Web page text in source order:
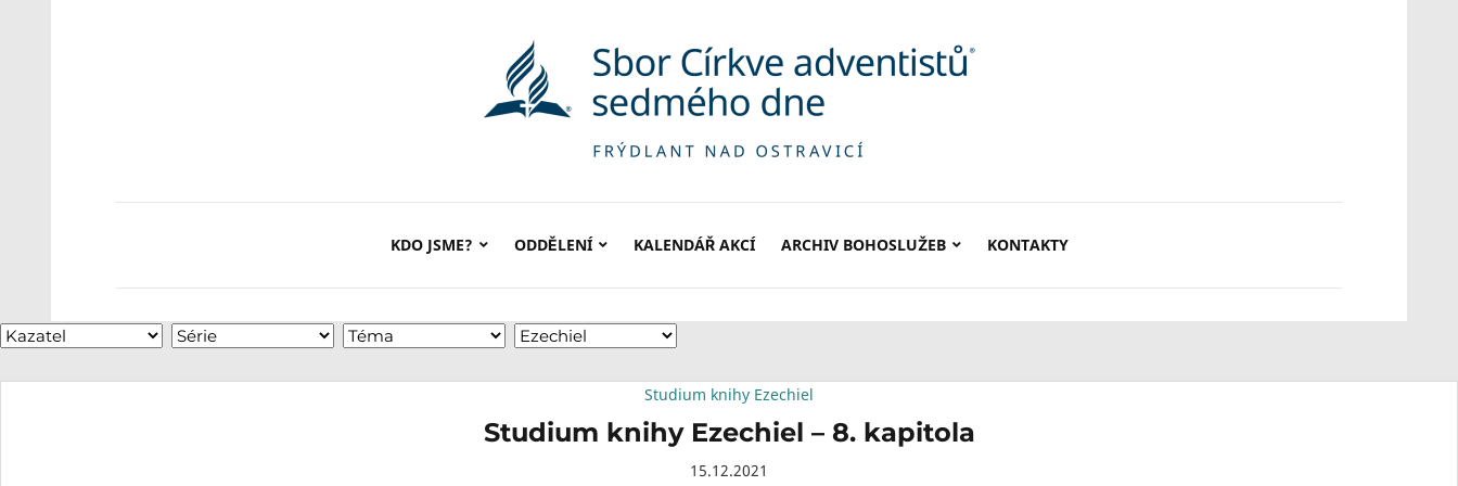
KDO JSME? ODDĚLENÍ KALENDÁŘ AKCÍ ARCHIV BOHOSLUŽEB KONTAKTY
Studium knihy Ezechiel
Studium knihy Ezechiel – 8. kapitola
15.12.2021